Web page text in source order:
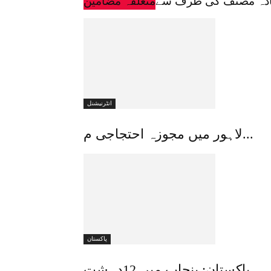
انٹرنیشنل
لاہور میں مجوزہ احتجاجی م...
پاکستان